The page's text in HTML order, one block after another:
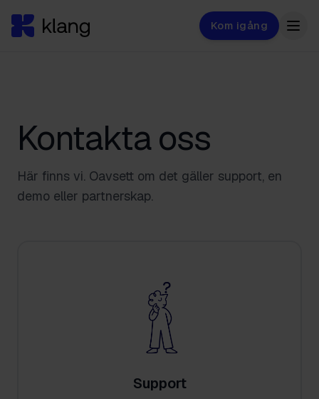
Kom igång
Kontakta oss
Här finns vi. Oavsett om det gäller support, en
demo eller partnerskap.
Support